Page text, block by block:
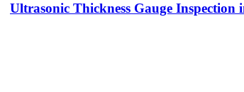
Ultrasonic Thickness Gauge